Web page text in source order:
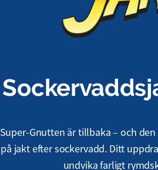
Super-Gnutten är tillbaka – och
på jakt efter sockervadd. Ditt
undvika farligt